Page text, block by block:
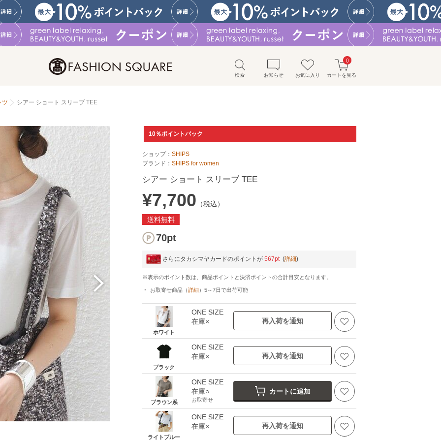
検索 お知らせ お気に入り カートを見る
0
ツ シアー ショート スリーブ TEE
10％ポイントバック
ショップ： SHIPS
ブランド： SHIPS for women
シアー ショート スリーブ TEE
¥7,700 （税込）
送料無料
70pt
さらにタカシマヤカードのポイントが 567pt (詳細)
※表示のポイント数は、商品ポイントと決済ポイントの合計目安となります。
お取寄せ商品 （詳細） 5～7日で出荷可能
ホワイト
ONE SIZE
在庫×
再入荷を通知
ブラック
ONE SIZE
在庫×
再入荷を通知
ブラウン系
ONE SIZE
在庫○
お取寄せ
カートに追加
ライトブルー
ONE SIZE
在庫×
再入荷を通知